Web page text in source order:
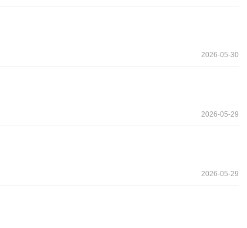
2026-05-30
2026-05-29
2026-05-29